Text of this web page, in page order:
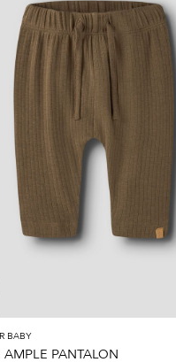
BABY
AMPLE PANTALON